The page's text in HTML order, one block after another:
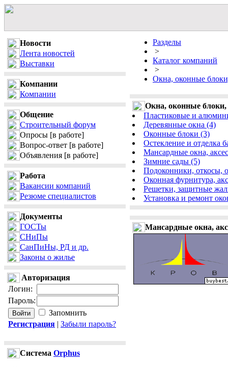
Новости
Лента новостей
Выставки
Компании
Компании
Общение
Строительный форум
Опросы [в работе]
Вопрос-ответ [в работе]
Объявления [в работе]
Работа
Вакансии компаний
Резюме специалистов
Документы
ГОСТы
СНиПы
СанПиНы, РД и др.
Законы о жилье
Авторизация
Логин:
Пароль:
Запомнить
Регистрация | Забыли пароль?
Cистема Orphus
Разделы
>
Каталог компаний
>
Окна, оконные
Окна, оконные блоки,
Пластиковые и
Деревянные окна (4)
Оконные блоки (3)
Остекление и отделка
Мансардные окна,
Зимние сады (5)
Подоконники, откосы,
Оконная фурнитура,
Решетки, защитные
Установка и ремонт
Мансардные окна,